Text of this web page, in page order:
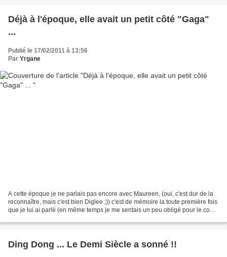
Déjà à l'époque, elle avait un petit côté "Gaga"
...
Publié le 17/02/2011 à 13:56
Par Yrgane
A cette époque je ne parlais pas encore avec Maureen, (oui, c'est dur de la
reconnaître, mais c'est bien Diglee ;)) c'est de mémoire la toute première fois
que je lui ai parlé (en même temps je me sentais un peu obligé pour le coup
Ding Dong ... Le Demi Siècle a sonné !!